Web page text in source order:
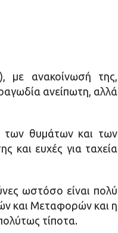
με ανακοίνωσή της,
ανείπωτη, αλλά
των θυμάτων και των
και ευχές για ταχεία
ωστόσο είναι πολύ
και Μεταφορών και η
τίποτα.